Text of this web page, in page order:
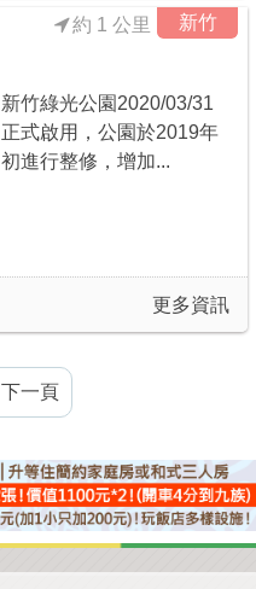
新竹
約 1 公里
新竹綠光公園2020/03/31
正式啟用，公園於2019年
初進行整修，增加...
更多資訊
下一頁